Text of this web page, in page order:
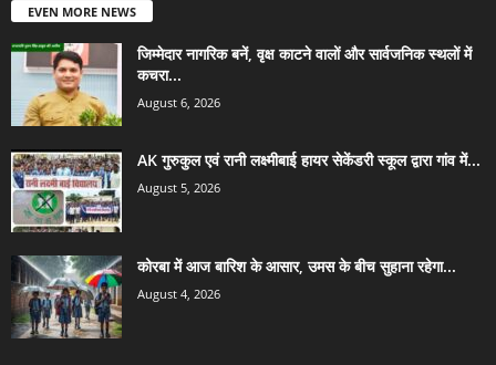
EVEN MORE NEWS
जिम्मेदार नागरिक बनें, वृक्ष काटने वालों और सार्वजनिक स्थलों में
कचरा...
August 6, 2026
AK गुरुकुल एवं रानी लक्ष्मीबाई हायर सेकेंडरी स्कूल द्वारा गांव में...
August 5, 2026
कोरबा में आज बारिश के आसार, उमस के बीच सुहाना रहेगा...
August 4, 2026